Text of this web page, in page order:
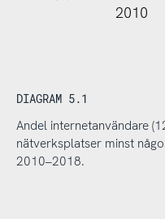
2010
DIAGRAM 5.1
Andel internetanvändare
nätverksplatser minst
2010–2018.